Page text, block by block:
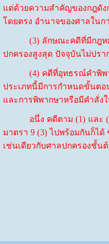
แต่ด้วยความสำคัญของกฎดัง
โดยตรง อำนาจของศาลในก
(3) ลักษณะคดีที่มีกฎหมา
ปกครองสูงสุด ปัจจุบันไม่ปรา
(4) คดีที่อุทธรณ์คำพิพาก
ประเภทนี้มีการกำหนดขั้นต
และการพิพากษาหรือมีคำสั่ง
อนึ่ง คดีตาม (1) และ (2)
มาตรา 9 (3) ไปพร้อมกันก็ไ
เช่นเดียวกับศาลปกครองชั้น